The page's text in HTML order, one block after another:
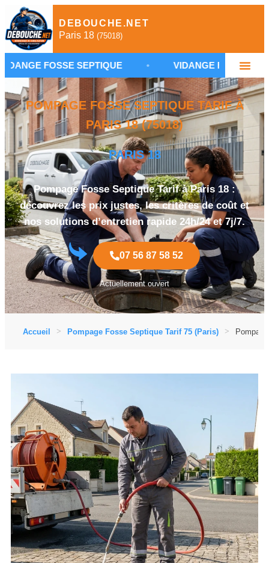
DEBOUCHE.NET
Paris 18 (75018)
SEPTIQUE • VIDANGE FOSSE SEPTIQUE
POMPAGE FOSSE SEPTIQUE TARIF À
PARIS 18 (75018)
PARIS 18
Pompage Fosse Septique Tarif à Paris 18 :
découvrez les prix justes, les critères de coût et
nos solutions d’entretien rapide 24h/24 et 7j/7.
07 56 87 58 52
Actuellement ouvert
Accueil Pompage Fosse Septique Tarif 75 (Paris)